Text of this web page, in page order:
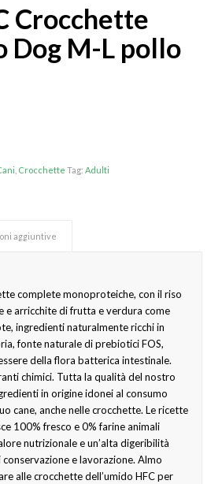
Crocchette
Dog M-L pollo
Crocchette Tag:Adulti
aggiuntive
complete monoproteiche, con il riso
e arricchite di frutta e verdura come
ingredienti naturalmente ricchi in
fonte naturale di prebiotici FOS,
della flora batterica intestinale.
chimici. Tutta la qualità del nostro
in origine idonei al consumo
cane, anche nelle crocchette. Le ricette
100% fresco e 0% farine animali
nutrizionale e un’alta digeribilità
e lavorazione. Almo
alle crocchette dell’umido HFC per